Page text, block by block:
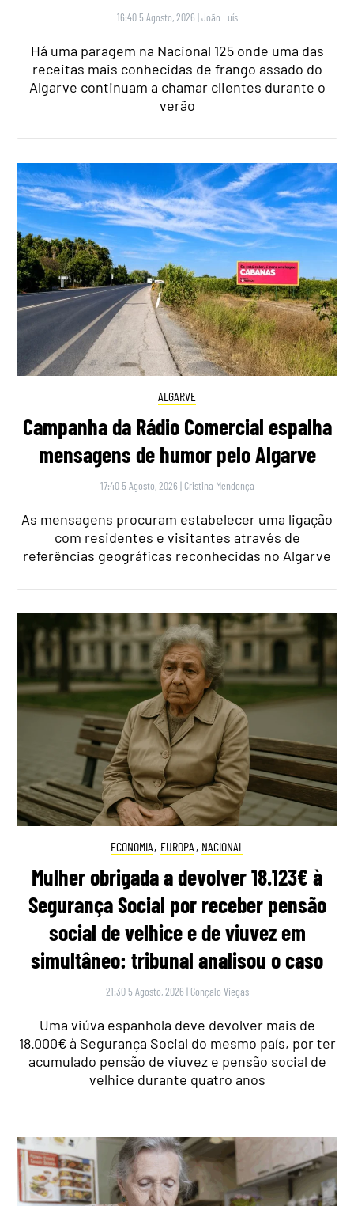
16:40 5 Agosto, 2026 |João Luís
Há uma paragem na Nacional 125 onde uma das
receitas mais conhecidas de frango assado do
Algarve continuam a chamar clientes durante o
verão
ALGARVE
Campanha da Rádio Comercial espalha
mensagens de humor pelo Algarve
17:40 5 Agosto, 2026 | Cristina Mendonça
As mensagens procuram estabelecer uma ligação
com residentes e visitantes através de
referências geográficas reconhecidas no Algarve
ECONOMIA, EUROPA , NACIONAL
Mulher obrigada a devolver 18.123€ à
Segurança Social por receber pensão
social de velhice e de viuvez em
simultâneo: tribunal analisou o caso
21:30 5 Agosto, 2026 | Gonçalo Viegas
Uma viúva espanhola deve devolver mais de
18.000€ à Segurança Social do mesmo país, por ter
acumulado pensão de viuvez e pensão social de
velhice durante quatro anos